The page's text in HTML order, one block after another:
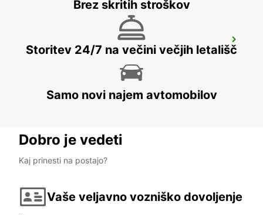
AARAU-OBERENTFELDEN
OBERENTFELDEN - SWITZERLAND
Brez skritih stroškov
Storitev 24/7 na večini večjih letališč
Samo novi najem avtomobilov
Dobro je vedeti
Kaj prinesti na postajo?
Vaše veljavno vozniško dovoljenje